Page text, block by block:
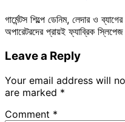
গার্মেন্টস শিল্পে ডেনিম, লেদার ও
অপারেটরদের প্রায়ই ফ্যাব্রিক
Leave a Reply
Your email address will
are marked *
Comment *